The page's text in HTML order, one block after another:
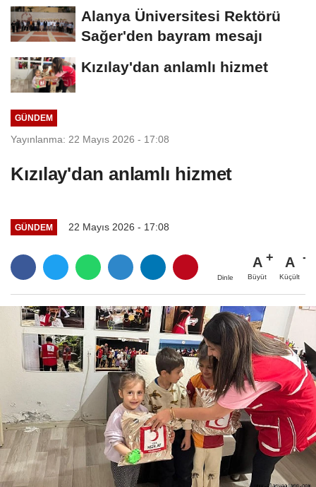
Alanya Üniversitesi Rektörü
Sağer'den bayram mesajı
Kızılay'dan anlamlı hizmet
GÜNDEM
Yayınlanma: 22 Mayıs 2026 - 17:08
Kızılay'dan anlamlı hizmet
GÜNDEM 22 Mayıs 2026 - 17:08
Dinle
A
Büyüt
A
Küçült